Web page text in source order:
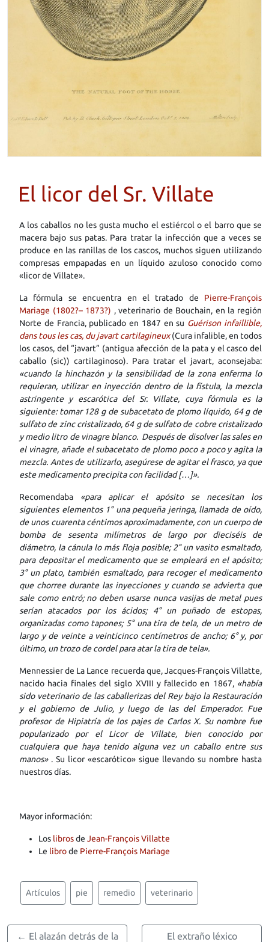
El licor del Sr. Villate
A los caballos no les gusta mucho el estiércol o el barro que se
macera bajo sus patas. Para tratar la infección que a veces se
produce en las ranillas de los cascos, muchos siguen utilizando
compresas empapadas en un líquido azuloso conocido como
«licor de Villate».
La fórmula se encuentra en el tratado de Pierre-François
Mariage (1802?– 1873?) , veterinario de Bouchain, en la región
Norte de Francia, publicado en 1847 en su Guérison infaillible,
dans tous les cas, du javart cartilagineux(Cura infalible, en todos
los casos, del “javart” (antigua afección de la pata y el casco del
caballo (sic)) cartilaginoso). Para tratar el javart, aconsejaba:
«cuando la hinchazón y la sensibilidad de la zona enferma lo
requieran, utilizar en inyección dentro de la fístula, la mezcla
astringente y escarótica del Sr. Villate, cuya fórmula es la
siguiente: tomar 128 g de subacetato de plomo líquido, 64 g de
sulfato de zinc cristalizado, 64 g de sulfato de cobre cristalizado
y medio litro de vinagre blanco. Después de disolver las sales en
el vinagre, añade el subacetato de plomo poco a poco y agita la
mezcla. Antes de utilizarlo, asegúrese de agitar el frasco, ya que
este medicamento precipita con facilidad […]».
Recomendaba «para aplicar el apósito se necesitan los
siguientes elementos 1° una pequeña jeringa, llamada de oído,
de unos cuarenta céntimos aproximadamente, con un cuerpo de
bomba de sesenta milímetros de largo por dieciséis de
diámetro, la cánula lo más floja posible; 2° un vasito esmaltado,
para depositar el medicamento que se empleará en el apósito;
3° un plato, también esmaltado, para recoger el medicamento
que chorree durante las inyecciones y cuando se advierta que
sale como entró; no deben usarse nunca vasijas de metal pues
serían atacados por los ácidos; 4° un puñado de estopas,
organizadas como tapones; 5° una tira de tela, de un metro de
largo y de veinte a veinticinco centímetros de ancho; 6° y, por
último, un trozo de cordel para atar la tira de tela».
Mennessier de La Lance recuerda que, Jacques-François Villatte,
nacido hacia finales del siglo XVIII y fallecido en 1867, «había
sido veterinario de las caballerizas del Rey bajo la Restauración
y el gobierno de Julio, y luego de las del Emperador. Fue
profesor de Hipiatría de los pajes de Carlos X. Su nombre fue
popularizado por el Licor de Villate, bien conocido por
cualquiera que haya tenido alguna vez un caballo entre sus
manos» . Su licor «escarótico» sigue llevando su nombre hasta
nuestros días.
Mayor información:
Los librosde Jean-François Villatte
Le librode Pierre-François Mariage
Artículos pie remedio veterinario
← El alazán detrás de la El extraño léxico